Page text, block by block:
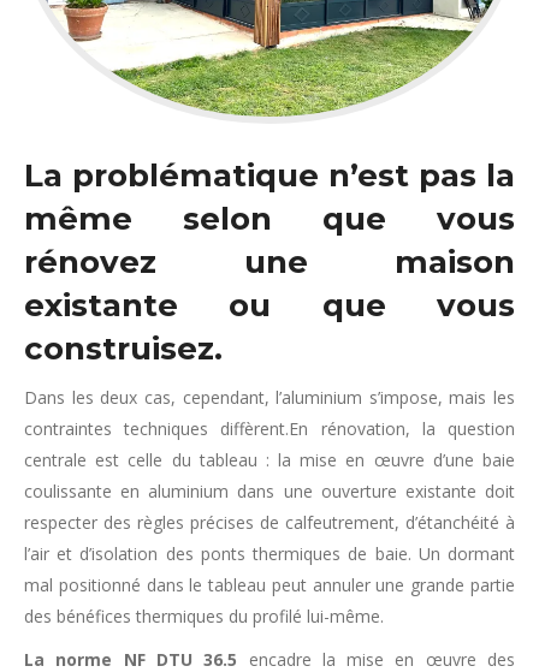
La problématique n’est pas la
même selon que vous
rénovez une maison
existante ou que vous
construisez.
Dans les deux cas, cependant, l’aluminium s’impose, mais les
contraintes techniques diffèrent.En rénovation, la question
centrale est celle du tableau : la mise en œuvre d’une baie
coulissante en aluminium dans une ouverture existante doit
respecter des règles précises de calfeutrement, d’étanchéité à
l’air et d’isolation des ponts thermiques de baie. Un dormant
mal positionné dans le tableau peut annuler une grande partie
des bénéfices thermiques du profilé lui-même.
La norme NF DTU 36.5 encadre la mise en œuvre des